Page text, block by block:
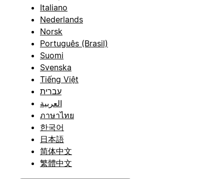
Italiano
Nederlands
Norsk
Português (Brasil)
Suomi
Svenska
Tiếng Việt
עברית
العربية
ภาษาไทย
한국어
日本語
简体中文
繁體中文